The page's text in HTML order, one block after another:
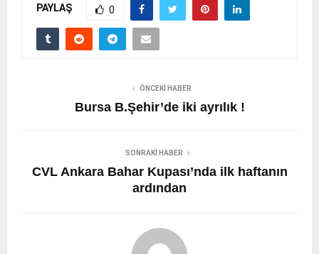
PAYLAŞ 0
ÖNCEKI HABER
Bursa B.Şehir’de iki ayrılık !
SONRAKI HABER
CVL Ankara Bahar Kupası’nda ilk haftanın
ardından